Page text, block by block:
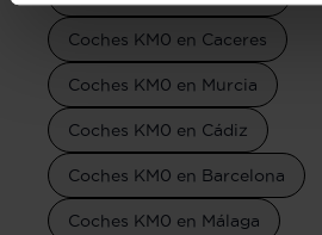
Coches KM0 en Caceres
Coches KM0 en Murcia
Coches KM0 en Cádiz
Coches KM0 en Barcelona
Coches KM0 en Málaga